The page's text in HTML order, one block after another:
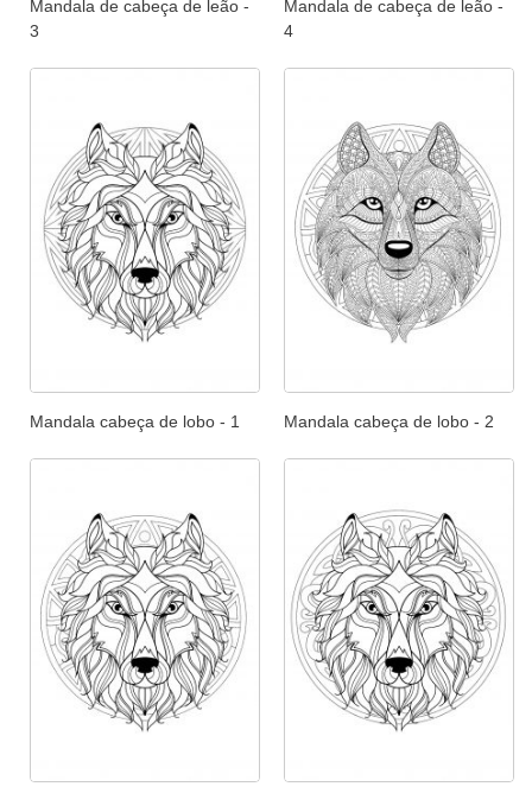
Mandala de cabeça de leão -
3
Mandala de cabeça de leão -
4
Mandala cabeça de lobo - 1 Mandala cabeça de lobo - 2